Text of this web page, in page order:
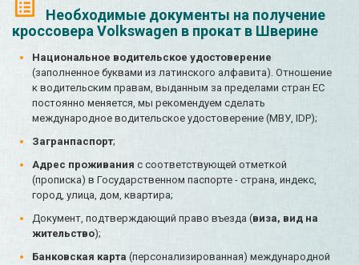
Необходимые документы на получение
кроссовера Volkswagen в прокат в Шверине
Национальное водительское удостоверение
(заполненное буквами из латинского алфавита). Отношение
к водительским правам, выданным за пределами стран ЕС
постоянно меняется, мы рекомендуем сделать
международное водительское удостоверение (МВУ, IDP);
Загранпаспорт;
Адрес проживания с соответствующей отметкой
(прописка) в Государственном паспорте - страна, индекс,
город, улица, дом, квартира;
Документ, подтверждающий право въезда (виза, вид на
жительство);
Банковская карта (персонализированная) международной